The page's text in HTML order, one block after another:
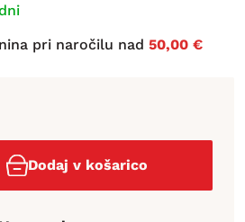
pri naročilu nad 50,00 €
Dodaj v košarico